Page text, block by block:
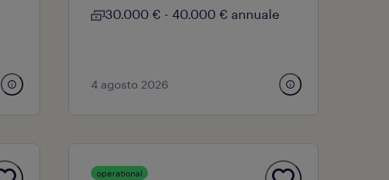
30.000 € - 40.000 € annuale
4 agosto 2026
operational